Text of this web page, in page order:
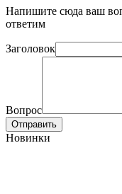
Напишите сюда ваш
ответим
Заголовок
Вопрос
Отправить
Новинки